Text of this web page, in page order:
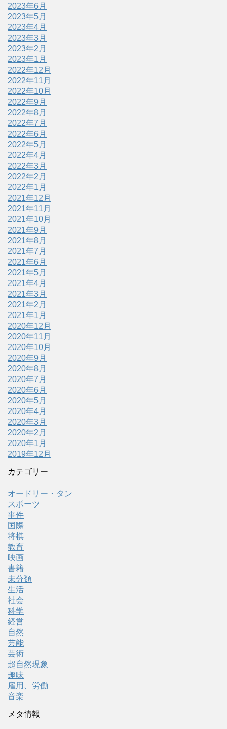
2023年6月
2023年5月
2023年4月
2023年3月
2023年2月
2023年1月
2022年12月
2022年11月
2022年10月
2022年9月
2022年8月
2022年7月
2022年6月
2022年5月
2022年4月
2022年3月
2022年2月
2022年1月
2021年12月
2021年11月
2021年10月
2021年9月
2021年8月
2021年7月
2021年6月
2021年5月
2021年4月
2021年3月
2021年2月
2021年1月
2020年12月
2020年11月
2020年10月
2020年9月
2020年8月
2020年7月
2020年6月
2020年5月
2020年4月
2020年3月
2020年2月
2020年1月
2019年12月
カテゴリー
オードリー・タン
スポーツ
事件
国際
将棋
教育
映画
書籍
未分類
生活
社会
科学
経営
自然
芸能
芸術
超自然現象
趣味
雇用、労働
音楽
メタ情報